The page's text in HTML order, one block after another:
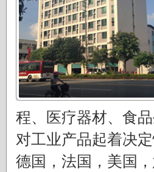
程、医疗器材、食
对工业产品起着决
德国，法国，美国